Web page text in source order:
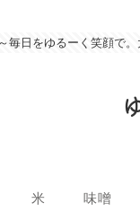
～毎日をゆるーく笑顔で
米 味噌